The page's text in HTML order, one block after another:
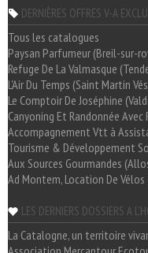
DERNIÈRES OFFRES V-A
Tous les catalogues
Paysan Parfumeur (Breil-sur-
Refuge De La Valmasque
L'Air Du Temps (Saint Martin
Le Comptoir De Joséphine
Canyoning Et Randonnée
Accompagnement Vtt à
Tourisme & Développement
Aux Sources Gourmandes
Ad Montem, Location De
LES DERNIERS DOSSIERS A
La Catalogne, un territoire